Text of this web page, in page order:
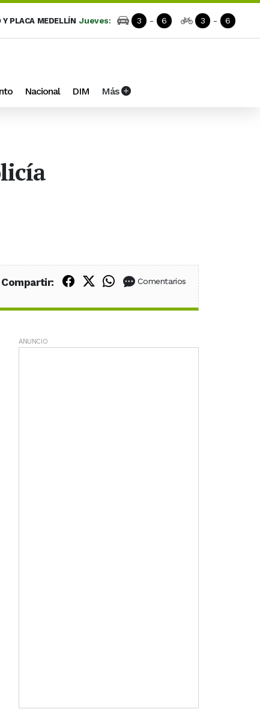
Y PLACA MEDELLÍN Jueves: 3 - 6 3 - 6
Nacional DIM Más
Compartir: Compartir en Facebook
Compartir en X (Twitter)
Compartir en WhatsApp
Comentarios
ANUNCIO